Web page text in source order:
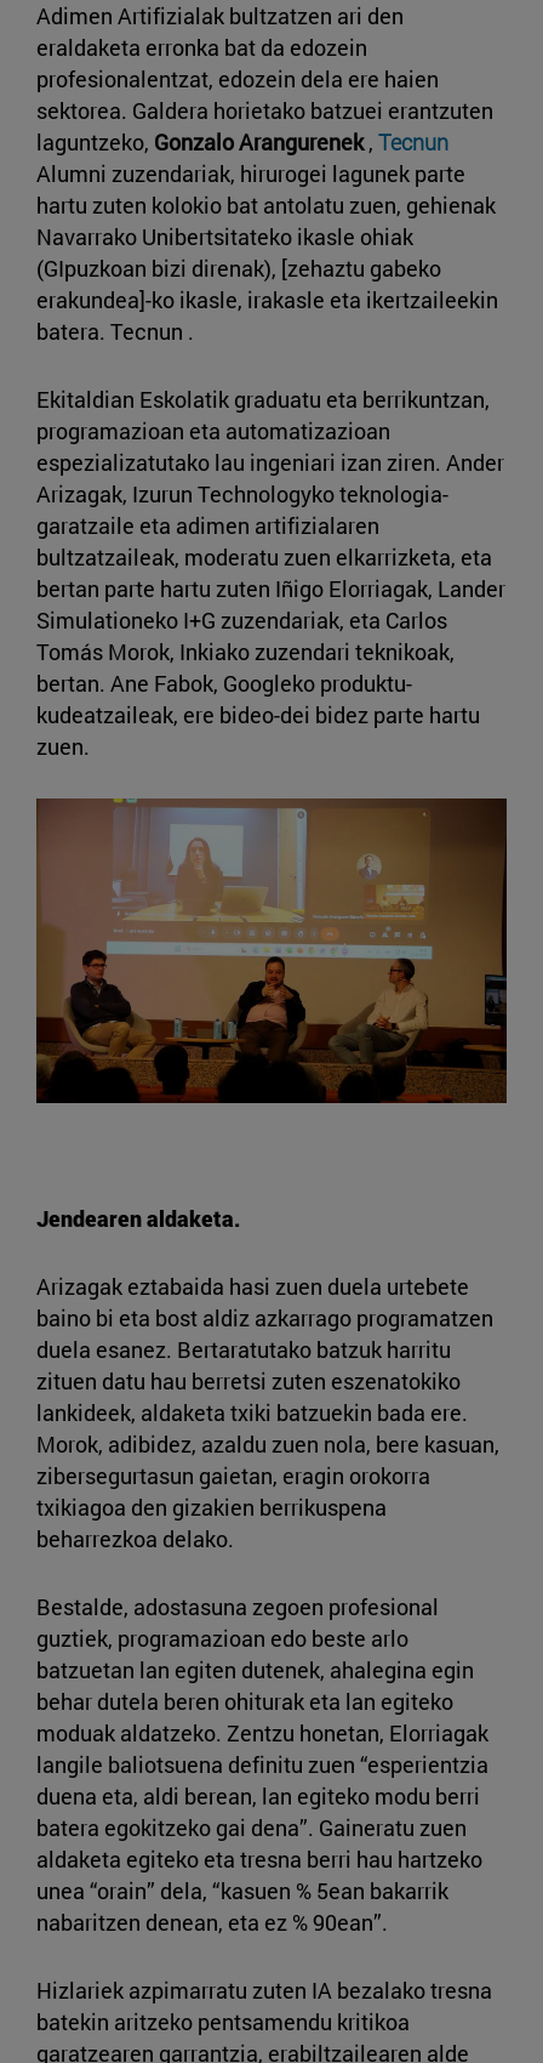
Adimen Artifizialak bultzatzen ari den
eraldaketa erronka bat da edozein
profesionalentzat, edozein dela ere haien
sektorea. Galdera horietako batzuei erantzuten
laguntzeko, Gonzalo Arangurenek, Tecnun
Alumni zuzendariak, hirurogei lagunek parte
hartu zuten kolokio bat antolatu zuen, gehienak
Navarrako Unibertsitateko ikasle ohiak
(GIpuzkoan bizi direnak), [zehaztu gabeko
erakundea]-ko ikasle, irakasle eta ikertzaileekin
batera. Tecnun .
Ekitaldian Eskolatik graduatu eta berrikuntzan,
programazioan eta automatizazioan
espezializatutako lau ingeniari izan ziren. Ander
Arizagak, Izurun Technologyko teknologia-
garatzaile eta adimen artifizialaren
bultzatzaileak, moderatu zuen elkarrizketa, eta
bertan parte hartu zuten Iñigo Elorriagak, Lander
Simulationeko I+G zuzendariak, eta Carlos
Tomás Morok, Inkiako zuzendari teknikoak,
bertan. Ane Fabok, Googleko produktu-
kudeatzaileak, ere bideo-dei bidez parte hartu
zuen.
Jendearen aldaketa.
Arizagak eztabaida hasi zuen duela urtebete
baino bi eta bost aldiz azkarrago programatzen
duela esanez. Bertaratutako batzuk harritu
zituen datu hau berretsi zuten eszenatokiko
lankideek, aldaketa txiki batzuekin bada ere.
Morok, adibidez, azaldu zuen nola, bere kasuan,
zibersegurtasun gaietan, eragin orokorra
txikiagoa den gizakien berrikuspena
beharrezkoa delako.
Bestalde, adostasuna zegoen profesional
guztiek, programazioan edo beste arlo
batzuetan lan egiten dutenek, ahalegina egin
behar dutela beren ohiturak eta lan egiteko
moduak aldatzeko. Zentzu honetan, Elorriagak
langile baliotsuena definitu zuen “esperientzia
duena eta, aldi berean, lan egiteko modu berri
batera egokitzeko gai dena”. Gaineratu zuen
aldaketa egiteko eta tresna berri hau hartzeko
unea “orain” dela, “kasuen % 5ean bakarrik
nabaritzen denean, eta ez % 90ean”.
Hizlariek azpimarratu zuten IA bezalako tresna
batekin aritzeko pentsamendu kritikoa
garatzearen garrantzia, erabiltzailearen alde